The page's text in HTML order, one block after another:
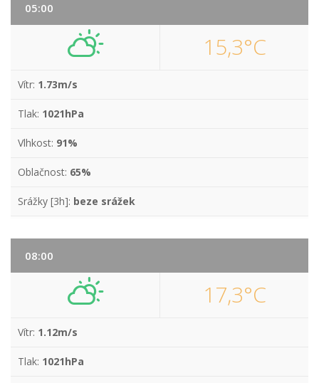
05:00
15,3°C
Vítr: 1.73m/s
Tlak: 1021hPa
Vlhkost: 91%
Oblačnost: 65%
Srážky [3h]: beze srážek
08:00
17,3°C
Vítr: 1.12m/s
Tlak: 1021hPa